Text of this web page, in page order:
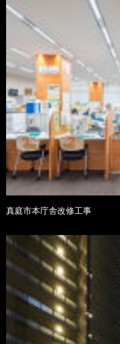
真庭市本庁舎改修工事